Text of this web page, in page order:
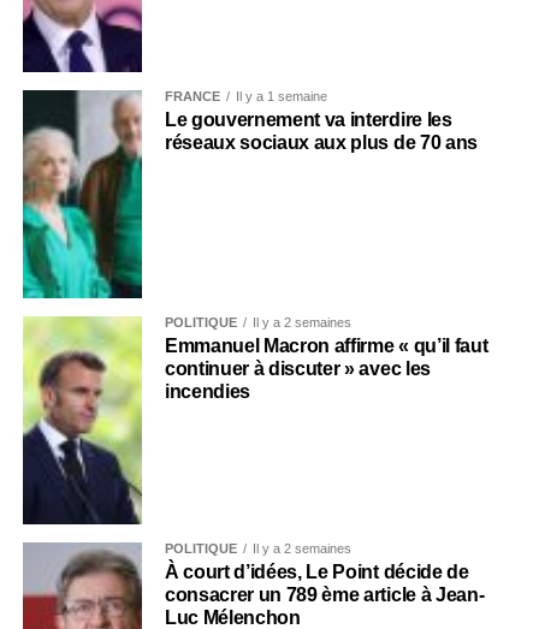
FRANCE Il y a 1 semaine
Le gouvernement va interdire les
réseaux sociaux aux plus de 70 ans
POLITIQUE Il y a 2 semaines
Emmanuel Macron affirme « qu’il faut
continuer à discuter » avec les
incendies
POLITIQUE Il y a 2 semaines
À court d’idées, Le Point décide de
consacrer un 789 ème article à Jean-
Luc Mélenchon